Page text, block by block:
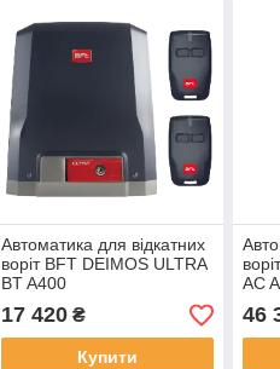
Автоматика для відкатних
воріт BFT DEIMOS ULTRA
BT A400
17 420₴
Купити
AC
46